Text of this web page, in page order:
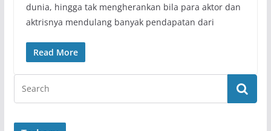
dunia, hingga tak mengherankan bila para aktor dan
aktrisnya mendulang banyak pendapatan dari
Read More